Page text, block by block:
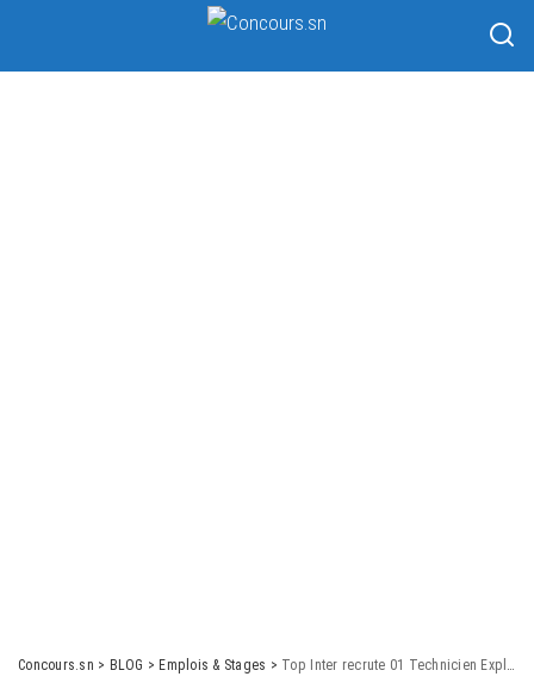
Concours.sn > BLOG > Emplois & Stages > Top Inter recrute 01 Technicien Exploitation des Télécommunication